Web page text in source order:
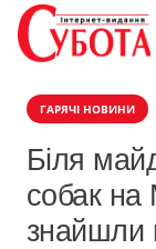
ГАРЯЧІ НОВИНИ
​Біля
собак
знайшли